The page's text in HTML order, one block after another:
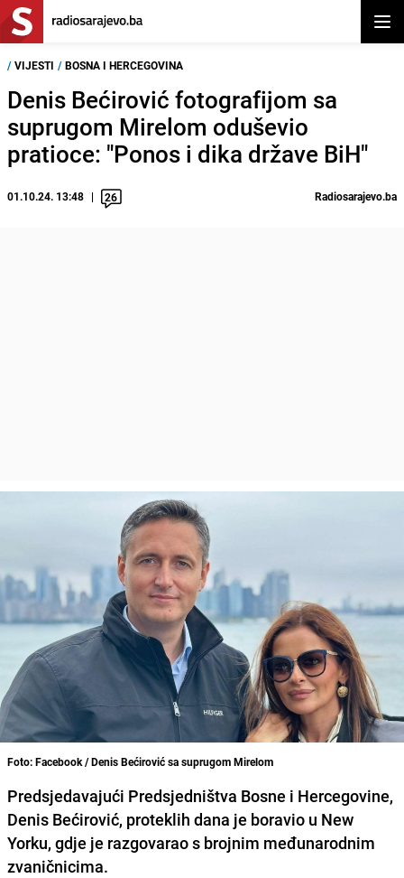
/ VIJESTI / BOSNA I HERCEGOVINA
Denis Bećirović fotografijom sa
suprugom Mirelom oduševio
pratioce: "Ponos i dika države BiH"
01.10.24. 13:48 26 Radiosarajevo.ba
Foto: Facebook / Denis Bećirović sa suprugom Mirelom
Predsjedavajući Predsjedništva Bosne i Hercegovine,
Denis Bećirović, proteklih dana je boravio u New
Yorku, gdje je razgovarao s brojnim međunarodnim
zvaničnicima.